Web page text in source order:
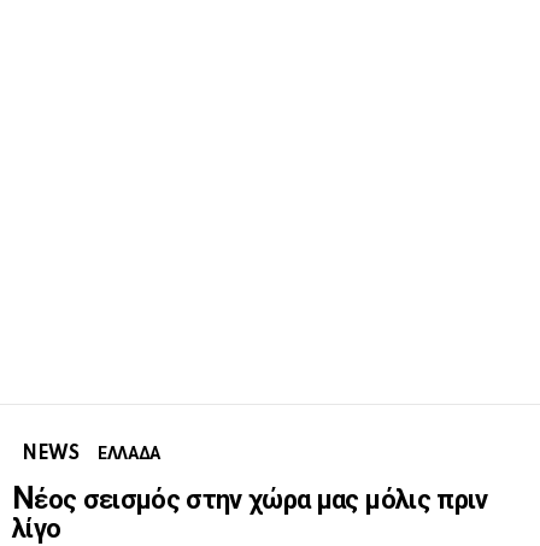
NEWS ΕΛΛΑΔΑ
Nέος σεισμός στην χώρα μας μόλις πριν
λίγο